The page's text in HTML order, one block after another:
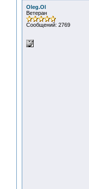
Oleg.Ol
Ветеран
Сообщений: 2769